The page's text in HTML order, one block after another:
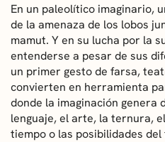
En un paleolítico imaginario,
de la amenaza de los lobos
mamut. Y en su lucha por la
entenderse a pesar de sus
un primer gesto de farsa,
convierten en herramienta
donde la imaginación genera
lenguaje, el arte, la ternura,
tiempo o las posibilidades del